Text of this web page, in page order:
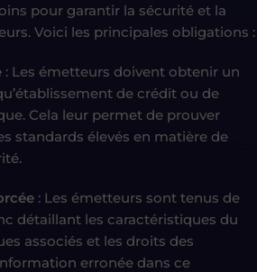
pour garantir la sécurité et la
Voici les principales obligations :
: Les émetteurs doivent obtenir un
de crédit ou de
Cela leur permet de prouver
standards élevés en matière de
: Les émetteurs sont tenus de
détaillant les caractéristiques du
associés et les droits des
erronée dans ce